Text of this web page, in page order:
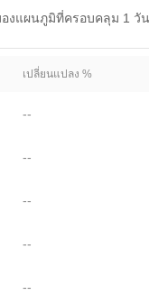
งแผนภูมิที่ครอบคลุม 1 วั
เปลี่ยนแปลง %
--
--
--
--
--